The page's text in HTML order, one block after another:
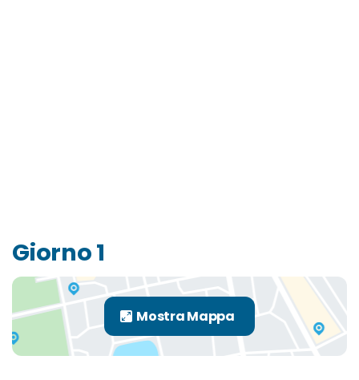
Giorno 1